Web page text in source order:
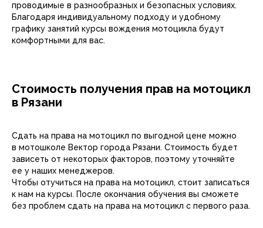
проводимые в разнообразных и безопасных условиях.
Благодаря индивидуальному подходу и удобному
графику занятий курсы вождения мотоцикла будут
комфортными для вас.
Стоимость получения прав на мотоцикл
в Рязани
Сдать на права на мотоцикл по выгодной цене можно
в мотошколе Вектор города Рязани. Стоимость будет
зависеть от некоторых факторов, поэтому уточняйте
ее у наших менеджеров.
Чтобы отучиться на права на мотоцикл, стоит записаться
к нам на курсы. После окончания обучения вы сможете
без проблем сдать на права на мотоцикл с первого раза.